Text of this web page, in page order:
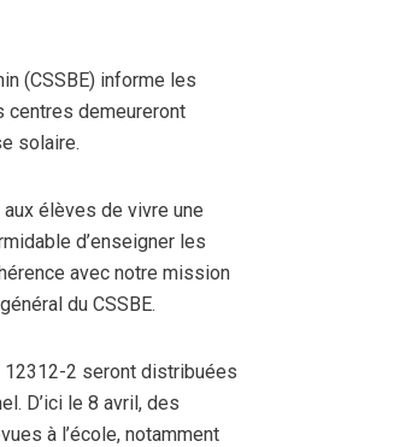
(CSSBE) informe les
demeureront
solaire.
élèves de vivre une
d’enseigner les
avec notre mission
du CSSBE.
12312-2 seront distribuées
D’ici le 8 avril, des
à l’école, notamment